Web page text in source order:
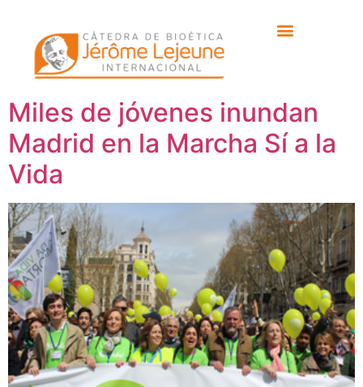
Etiqueta:
concetaconlavida
Miles de jóvenes inundan
Madrid en la Marcha Sí a la
Vida